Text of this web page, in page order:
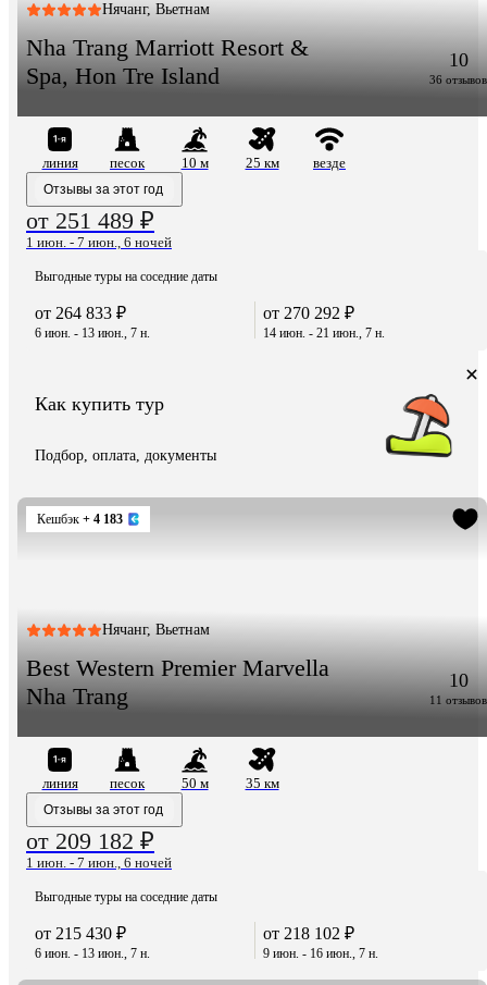
Нячанг, Вьетнам
Nha Trang Marriott Resort &
Spa, Hon Tre Island
10
36 отзывов
линия песок 10 м 25 км
везде
Отзывы за этот год
от 251 489 ₽
1 июн. - 7 июн., 6 ночей
Выгодные туры на соседние даты
от 264 833 ₽
6 июн. - 13 июн., 7 н.
от 270 292 ₽
14 июн. - 21 июн., 7 н.
Как купить тур
Подбор, оплата, документы
Кешбэк + 4 183
Нячанг, Вьетнам
Best Western Premier Marvella
Nha Trang
10
11 отзывов
линия песок 50 м
35 км
Отзывы за этот год
от 209 182 ₽
1 июн. - 7 июн., 6 ночей
Выгодные туры на соседние даты
от 215 430 ₽
6 июн. - 13 июн., 7 н.
от 218 102 ₽
9 июн. - 16 июн., 7 н.